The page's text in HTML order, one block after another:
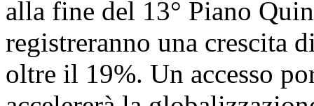
alla fine del 13° Piano
registreranno una crescita
oltre il 19%. Un accesso